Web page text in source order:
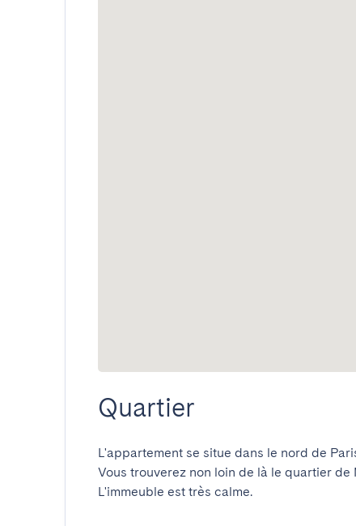
Quartier
L'appartement se situe dans le nord de
Vous trouverez non loin de là le quartier
L'immeuble est très calme.